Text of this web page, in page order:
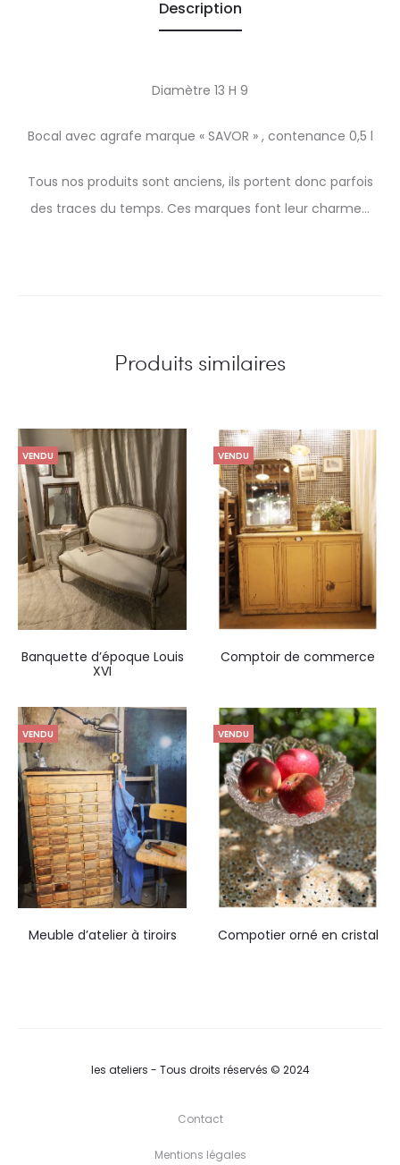
Description
Diamètre 13 H 9
Bocal avec agrafe marque « SAVOR » , contenance 0,5 l
Tous nos produits sont anciens, ils portent donc parfois
des traces du temps. Ces marques font leur charme…
Produits similaires
VENDU
Banquette d’époque Louis
XVI
VENDU
Comptoir de commerce
VENDU
Meuble d’atelier à tiroirs
VENDU
Compotier orné en cristal
les ateliers - Tous droits réservés © 2024
Contact
Mentions légales